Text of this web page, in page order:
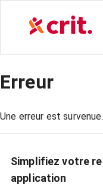
Erreur
Une erreur est survenue.
Simplifiez votre
application